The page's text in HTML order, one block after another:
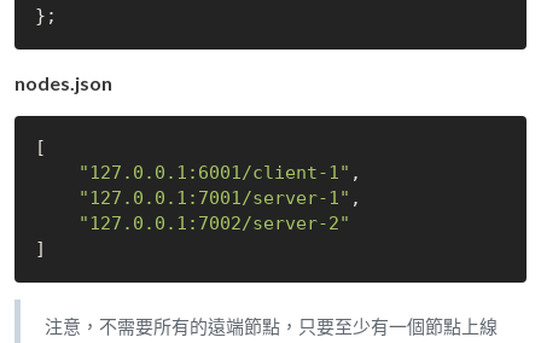
nodes.json
[
"127.0.0.1:6001/client-1" ,
"127.0.0.1:7001/server-1" ,
"127.0.0.1:7002/server-2"
注意，不需要所有的遠端節點，只要至少有一個節點上線